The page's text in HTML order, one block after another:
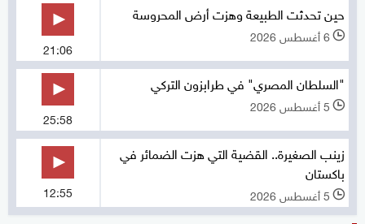
حين تحدثت الطبيعة وهزت أرض المحروسة
l 6 أغسطس 2026
21:06
"السلطان المصري" في طرابزون التركي
l 5 أغسطس 2026
25:58
زينب الصغيرة.. القضية التي هزت الضمائر في
باكستان
l 5 أغسطس 2026 12:55